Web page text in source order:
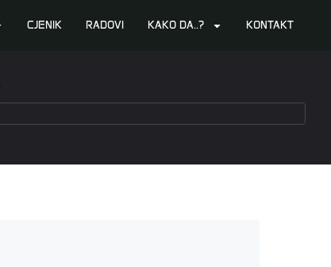
CJENIK RADOVI KAKO DA..? KONTAKT